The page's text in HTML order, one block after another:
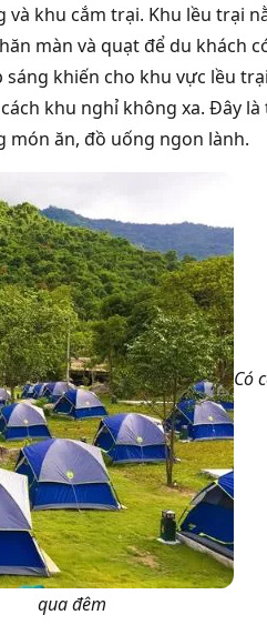
khu cắm trại. Khu lều trại
màn và quạt để du khách
khiến cho khu vực lều
khu nghỉ không xa. Đây
món ăn, đồ uống ngon lành.
Có
qua đêm